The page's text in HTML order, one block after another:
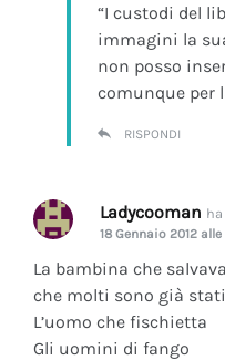
“I custodi del
immagini la
non posso
comunque per
RISPONDI
Ladycooman
18 Gennaio 2012
La bambina che
che molti sono già
L’uomo che fischietta
Gli uomini di fango